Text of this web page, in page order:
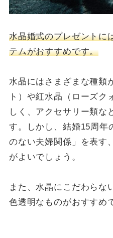
水晶婚式のプレゼントに
テムがおすすめです。
水晶にはさまざまな種類
ト）や紅水晶（ローズク
しく、アクセサリー類な
す。しかし、結婚15周年
のない夫婦関係」を表す
がよいでしょう。
また、水晶にこだわらな
色透明なものがおすすめ